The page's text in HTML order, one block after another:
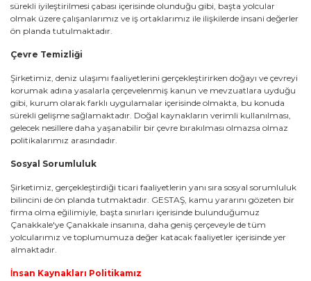
sürekli iyileştirilmesi çabası içerisinde olunduğu gibi, başta yolcular
olmak üzere çalışanlarımız ve iş ortaklarımız ile ilişkilerde insani değerler
ön planda tutulmaktadır.
Çevre Temizliği
Şirketimiz, deniz ulaşımı faaliyetlerini gerçekleştirirken doğayı ve çevreyi
korumak adına yasalarla çerçevelenmiş kanun ve mevzuatlara uyduğu
gibi, kurum olarak farklı uygulamalar içerisinde olmakta, bu konuda
sürekli gelişme sağlamaktadır. Doğal kaynakların verimli kullanılması,
gelecek nesillere daha yaşanabilir bir çevre bırakılması olmazsa olmaz
politikalarımız arasındadır.
Sosyal Sorumluluk
Şirketimiz, gerçekleştirdiği ticari faaliyetlerin yanı sıra sosyal sorumluluk
bilincini de ön planda tutmaktadır. GESTAŞ, kamu yararını gözeten bir
firma olma eğilimiyle, başta sınırları içerisinde bulunduğumuz
Çanakkale'ye Çanakkale insanına, daha geniş çerçeveyle de tüm
yolcularımız ve toplumumuza değer katacak faaliyetler içerisinde yer
almaktadır.
İnsan Kaynakları Politikamız